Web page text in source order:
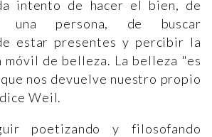
intento de hacer el bien, de
una persona, de buscar
estar presentes y percibir la
móvil de belleza. La belleza "es
nos devuelve nuestro propio
Weil.
poetizando y filosofando